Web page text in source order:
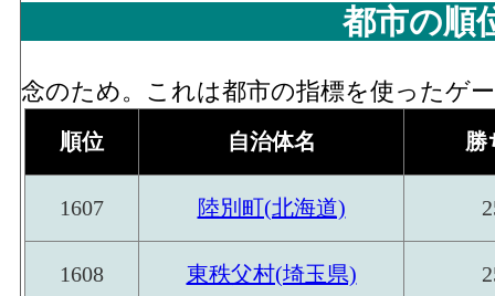
車、電気機械器具、その他の機械器具)」
その他･年間商品販売額[百万円](2016)
：
具・じゅう器等、医薬品・化粧品等、紙
おける有体商品の年間販売総額
その他･事業所数(2016)：「その他卸売業(
医薬品・化粧品等、紙・紙製品、他)」 を
その他･従業員数[人](2016)：「その他卸売
等、医薬品・化粧品等、紙・紙製品、他)
都市の順
念のため。これは都市の指標を使ったゲ
順位 自治体名 勝
1607 陸別町(北海道)
1608 東秩父村(埼玉県)